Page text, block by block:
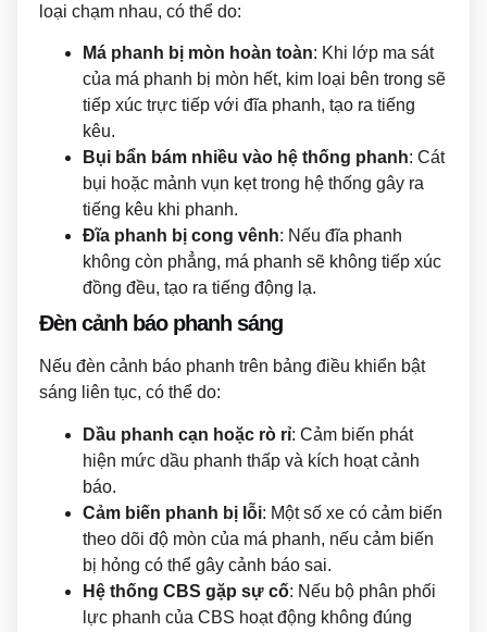
loại chạm nhau, có thể do:
Má phanh bị mòn hoàn toàn: Khi lớp ma sát
của má phanh bị mòn hết, kim loại bên trong sẽ
tiếp xúc trực tiếp với đĩa phanh, tạo ra tiếng
kêu.
Bụi bẩn bám nhiều vào hệ thống phanh: Cát
bụi hoặc mảnh vụn kẹt trong hệ thống gây ra
tiếng kêu khi phanh.
Đĩa phanh bị cong vênh: Nếu đĩa phanh
không còn phẳng, má phanh sẽ không tiếp xúc
đồng đều, tạo ra tiếng động lạ.
Đèn cảnh báo phanh sáng
Nếu đèn cảnh báo phanh trên bảng điều khiển bật
sáng liên tục, có thể do:
Dầu phanh cạn hoặc rò rỉ: Cảm biến phát
hiện mức dầu phanh thấp và kích hoạt cảnh
báo.
Cảm biến phanh bị lỗi: Một số xe có cảm biến
theo dõi độ mòn của má phanh, nếu cảm biến
bị hỏng có thể gây cảnh báo sai.
Hệ thống CBS gặp sự cố: Nếu bộ phân phối
lực phanh của CBS hoạt động không đúng